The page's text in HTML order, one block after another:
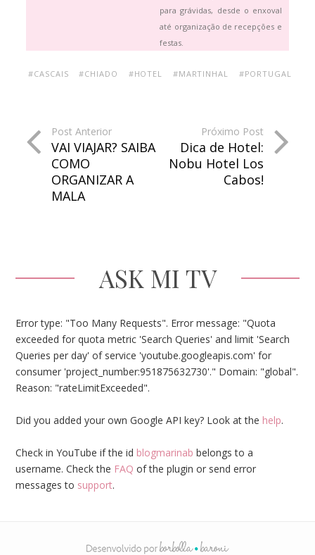
para grávidas, desde o enxoval
até organização de recepções e
festas.
#CASCAIS #CHIADO #HOTEL #MARTINHAL #PORTUGAL
Post Anterior
VAI VIAJAR? SAIBA
COMO
ORGANIZAR A
MALA
Próximo Post
Dica de Hotel:
Nobu Hotel Los
Cabos!
ASK MI TV
Error type: "Too Many Requests". Error message: "Quota
exceeded for quota metric 'Search Queries' and limit 'Search
Queries per day' of service 'youtube.googleapis.com' for
consumer 'project_number:951875632730'." Domain: "global".
Reason: "rateLimitExceeded".
Did you added your own Google API key? Look at the help.
Check in YouTube if the id blogmarinab belongs to a
username. Check the FAQ of the plugin or send error
messages to support.